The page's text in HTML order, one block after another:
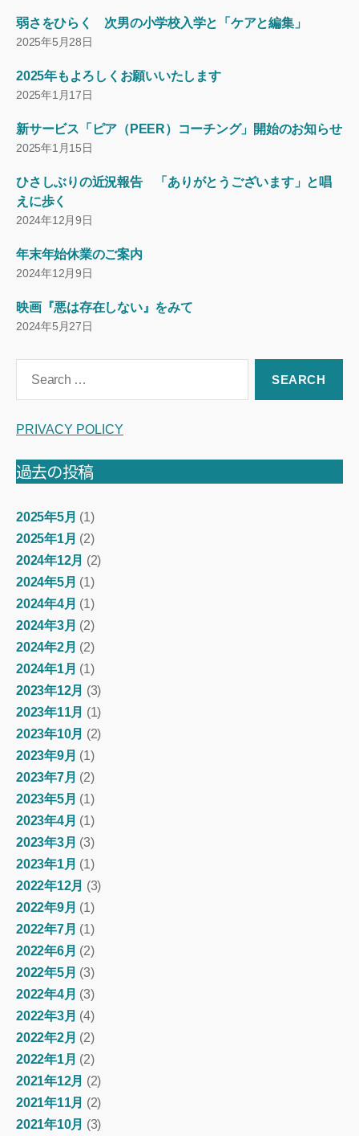
弱さをひらく 次男の小学校入学と「ケアと編集」
2025年5月28日
2025年もよろしくお願いいたします
2025年1月17日
新サービス「ピア（PEER）コーチング」開始のお知らせ
2025年1月15日
ひさしぶりの近況報告 「ありがとうございます」と唱
えに歩く
2024年12月9日
年末年始休業のご案内
2024年12月9日
映画『悪は存在しない』をみて
2024年5月27日
PRIVACY POLICY
過去の投稿
2025年5月 (1)
2025年1月 (2)
2024年12月 (2)
2024年5月 (1)
2024年4月 (1)
2024年3月 (2)
2024年2月 (2)
2024年1月 (1)
2023年12月 (3)
2023年11月 (1)
2023年10月 (2)
2023年9月 (1)
2023年7月 (2)
2023年5月 (1)
2023年4月 (1)
2023年3月 (3)
2023年1月 (1)
2022年12月 (3)
2022年9月 (1)
2022年7月 (1)
2022年6月 (2)
2022年5月 (3)
2022年4月 (3)
2022年3月 (4)
2022年2月 (2)
2022年1月 (2)
2021年12月 (2)
2021年11月 (2)
2021年10月 (3)